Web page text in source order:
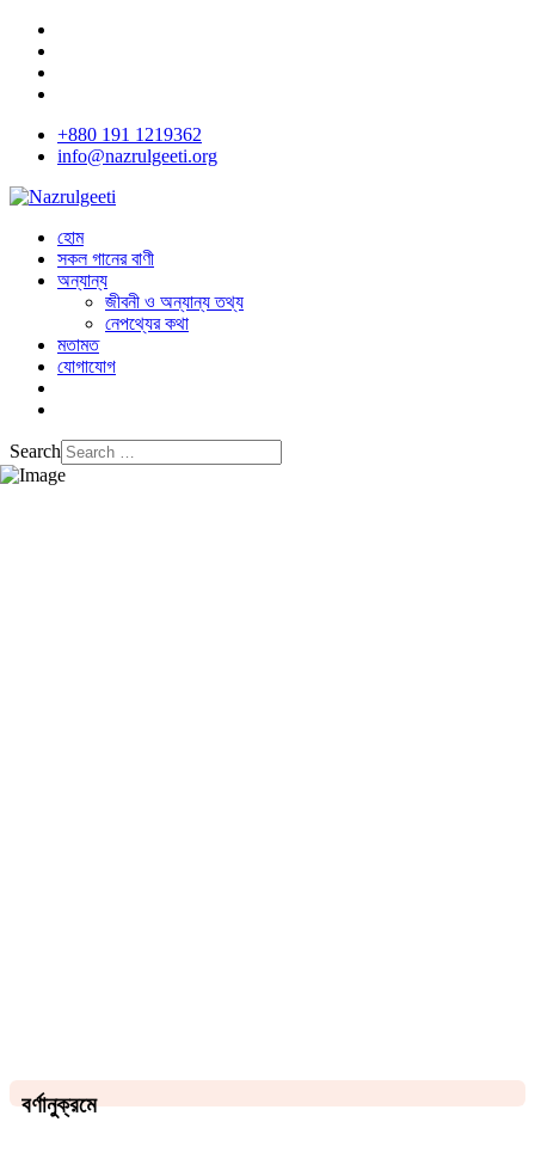
+880 191 1219362
info@nazrulgeeti.org
হোম
সকল গানের বাণী
অন্যান্য
জীবনী ও অন্যান্য তথ্য
নেপথ্যের কথা
মতামত
যোগাযোগ
Search
বর্ণানুক্রমে